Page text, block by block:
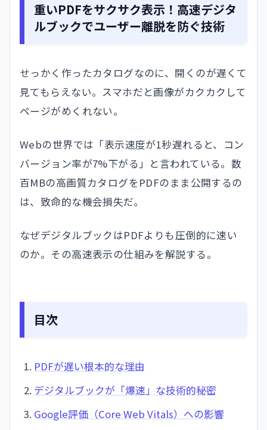
重いPDFをサクサク表示！高速デジタ
ルブックでユーザー離脱を防ぐ技術
せっかく作ったカタログなのに、開くのが遅くて
見てもらえない。スマホだと画像がカクカクして
ページがめくれない。
Webの世界では「表示速度が1秒遅れると、コン
バージョン率が7%下がる」と言われている。数
百MBの高画質カタログをPDFのまま公開するの
は、致命的な機会損失だ。
なぜデジタルブックはPDFよりも圧倒的に速い
のか。その高速表示の仕組みを解説する。
目次
PDFが遅い根本的な理由
デジタルブックが「爆速」な技術的秘密
Google評価（Core Web Vitals）への影響